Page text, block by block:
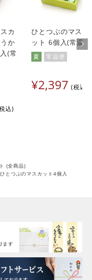
カ
か
(常
込
ひとつぶのマスカ
ット 6個入(常温
夏 常温便
¥2,397 税込
(全商品)
とつぶのマスカット4個入